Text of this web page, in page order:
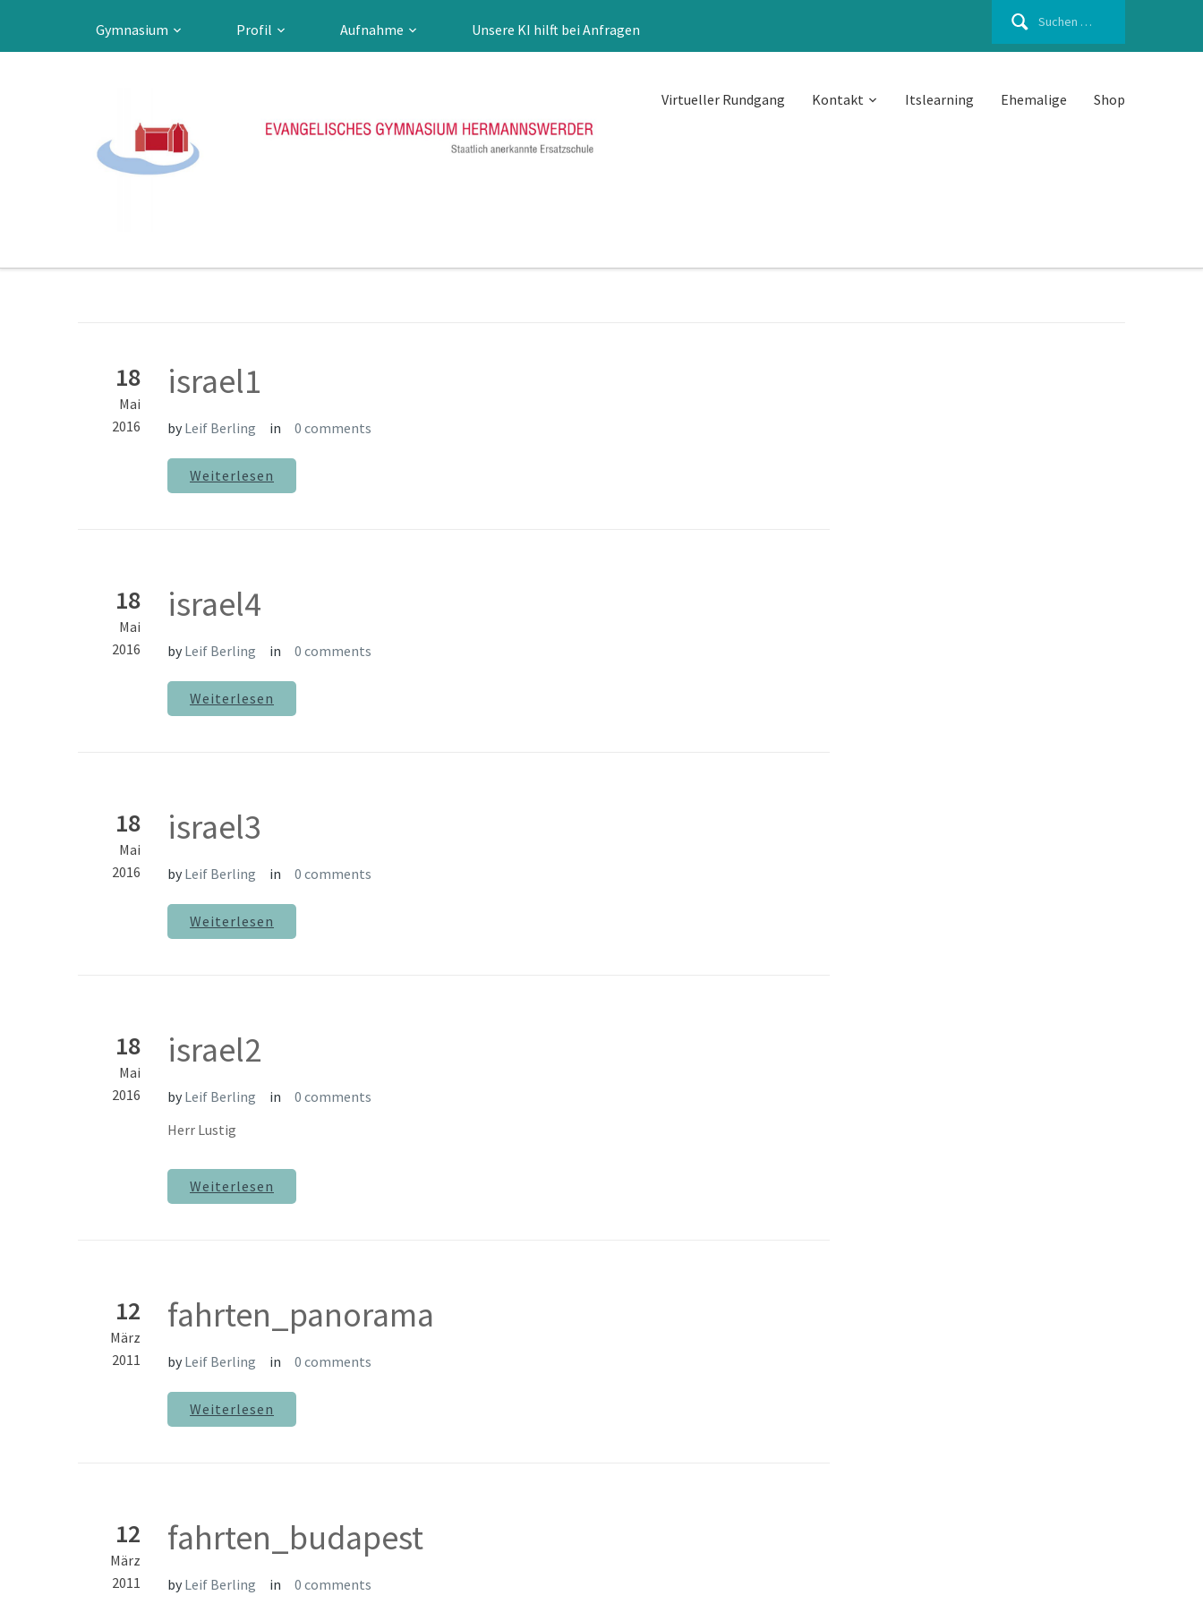
Suchen
Gymnasium Profil Aufnahme Unsere KI hilft bei Anfragen
Virtueller Rundgang Kontakt Itslearning Ehemalige Shop
18
Mai
2016
israel1
byLeif Berling in 0 comments
Weiterlesen
18
Mai
2016
israel4
byLeif Berling in 0 comments
Weiterlesen
18
Mai
2016
israel3
byLeif Berling in 0 comments
Weiterlesen
18
Mai
2016
israel2
byLeif Berling in
0 comments
Herr Lustig
Weiterlesen
12
März
2011
fahrten_panorama
byLeif Berling in 0 comments
Weiterlesen
12
März
2011
fahrten_budapest
byLeif Berling in 0 comments